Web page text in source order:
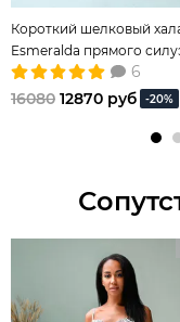
Короткий шелковый
Esmeralda прямого
6
16080 12870 руб -20%